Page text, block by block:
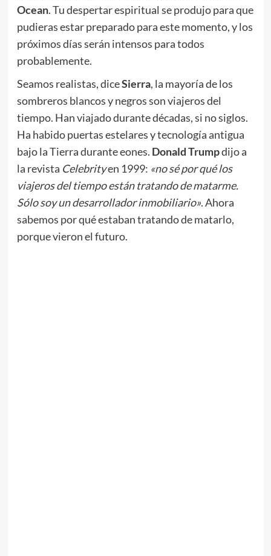
Ocean. Tu despertar espiritual se produjo para que
pudieras estar preparado para este momento, y los
próximos días serán intensos para todos
probablemente.
Seamos realistas, diceSierra, la mayoría de los
sombreros blancos y negros son viajeros del
tiempo. Han viajado durante décadas, si no siglos.
Ha habido puertas estelares y tecnología antigua
bajo la Tierra durante eones. Donald Trumpdijo a
la revista Celebrityen 1999: «no sé por qué los
viajeros del tiempo están tratando de matarme.
Sólo soy un desarrollador inmobiliario». Ahora
sabemos por qué estaban tratando de matarlo,
porque vieron el futuro.